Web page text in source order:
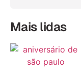
Mais lidas